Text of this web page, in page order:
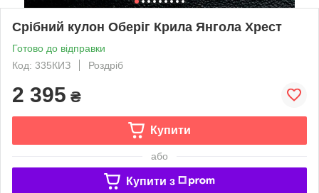
Срібний кулон Оберіг Крила Янгола Хрест
Готово до відправки
Код: 335КИЗ
Роздріб
2 395 ₴
Купити
або
Купити з